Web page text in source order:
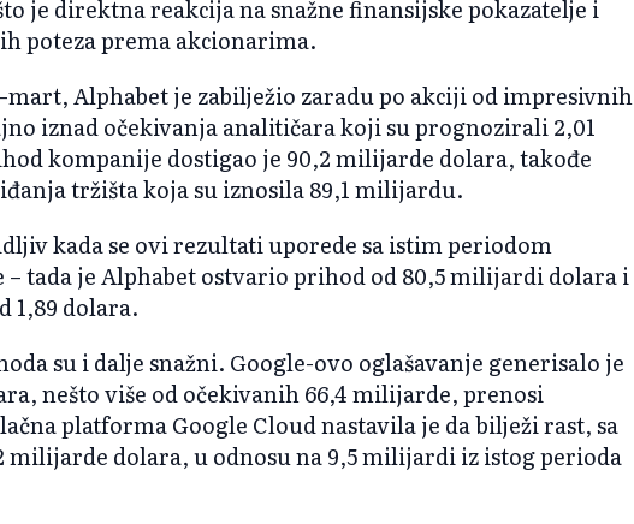
je direktna reakcija na snažne finansijske pokazatelje i
poteza prema akcionarima.
Alphabet je zabilježio zaradu po akciji od impresivnih
iznad očekivanja analitičara koji su prognozirali 2,01
kompanije dostigao je 90,2 milijarde dolara, takođe
tržišta koja su iznosila 89,1 milijardu.
kada se ovi rezultati uporede sa istim periodom
tada je Alphabet ostvario prihod od 80,5 milijardi dolara i
1,89 dolara.
su i dalje snažni. Google-ovo oglašavanje generisalo je
nešto više od očekivanih 66,4 milijarde, prenosi
platforma Google Cloud nastavila je da bilježi rast, sa
milijarde dolara, u odnosu na 9,5 milijardi iz istog perioda